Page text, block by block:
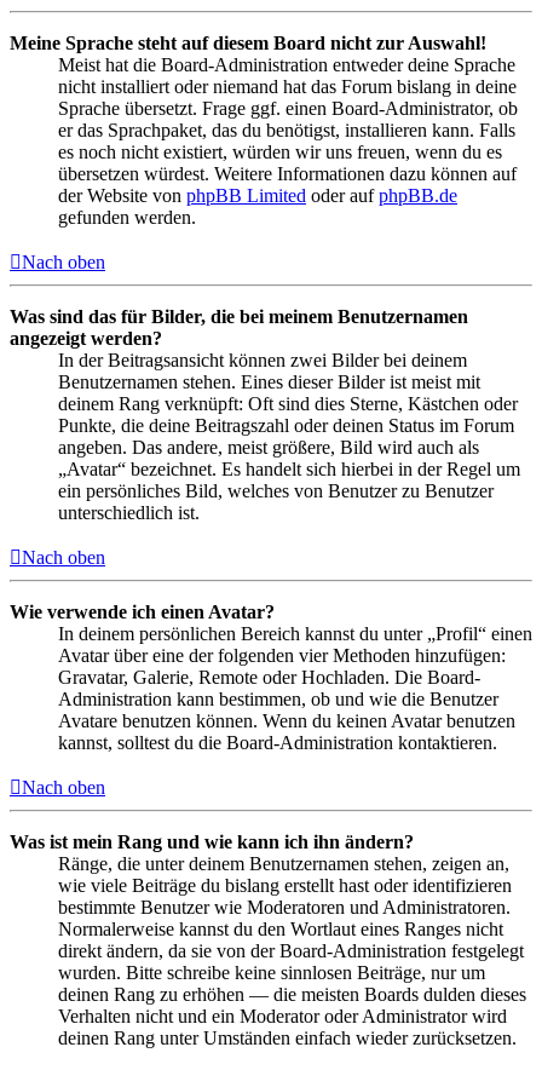
Meine Sprache steht auf diesem Board nicht zur Auswahl!
Meist hat die Board-Administration entweder deine Sprache
nicht installiert oder niemand hat das Forum bislang in deine
Sprache übersetzt. Frage ggf. einen Board-Administrator, ob
er das Sprachpaket, das du benötigst, installieren kann. Falls
es noch nicht existiert, würden wir uns freuen, wenn du es
übersetzen würdest. Weitere Informationen dazu können auf
der Website von phpBB Limited oder aufphpBB.de
gefunden werden.
Nach oben
Was sind das für Bilder, die bei meinem Benutzernamen
angezeigt werden?
In der Beitragsansicht können zwei Bilder bei deinem
Benutzernamen stehen. Eines dieser Bilder ist meist mit
deinem Rang verknüpft: Oft sind dies Sterne, Kästchen oder
Punkte, die deine Beitragszahl oder deinen Status im Forum
angeben. Das andere, meist größere, Bild wird auch als
„Avatar“ bezeichnet. Es handelt sich hierbei in der Regel um
ein persönliches Bild, welches von Benutzer zu Benutzer
unterschiedlich ist.
Nach oben
Wie verwende ich einen Avatar?
In deinem persönlichen Bereich kannst du unter „Profil“ einen
Avatar über eine der folgenden vier Methoden hinzufügen:
Gravatar, Galerie, Remote oder Hochladen. Die Board-
Administration kann bestimmen, ob und wie die Benutzer
Avatare benutzen können. Wenn du keinen Avatar benutzen
kannst, solltest du die Board-Administration kontaktieren.
Nach oben
Was ist mein Rang und wie kann ich ihn ändern?
Ränge, die unter deinem Benutzernamen stehen, zeigen an,
wie viele Beiträge du bislang erstellt hast oder identifizieren
bestimmte Benutzer wie Moderatoren und Administratoren.
Normalerweise kannst du den Wortlaut eines Ranges nicht
direkt ändern, da sie von der Board-Administration festgelegt
wurden. Bitte schreibe keine sinnlosen Beiträge, nur um
deinen Rang zu erhöhen — die meisten Boards dulden dieses
Verhalten nicht und ein Moderator oder Administrator wird
deinen Rang unter Umständen einfach wieder zurücksetzen.